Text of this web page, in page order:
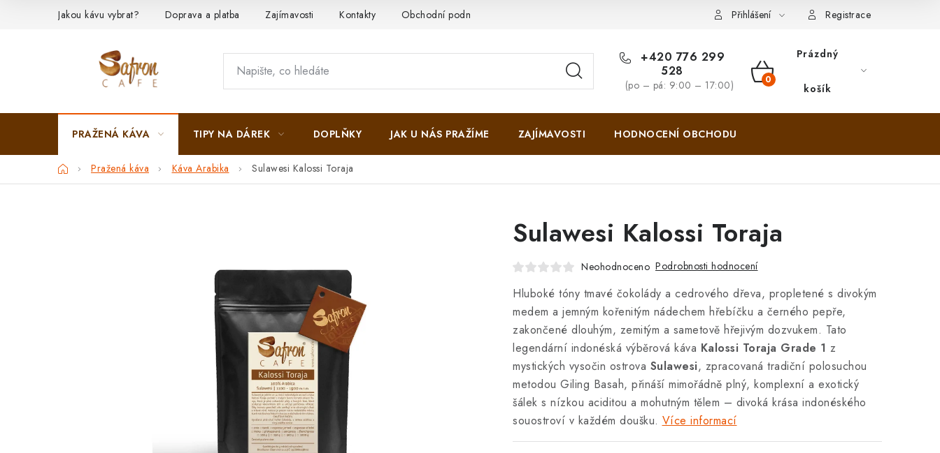
Jakou kávu vybrat? Doprava a platba Zajímavosti Kontakty Obchodní podmínky Zásady pro vracení zboží a reklamace Hodnocení obchodu
Přihlášení Registrace
+420 776 299
528
(po – pá: 9:00 – 17:00)
NÁKUPNÍ
Prázdný
košík
PRAŽENÁ KÁVA TIPY NA DÁREK DOPLŇKY JAK U NÁS PRAŽÍME ZAJÍMAVOSTI HODNOCENÍ OBCHODU
DomůPražená káva Káva Arabika Sulawesi Kalossi Toraja
Sulawesi Kalossi Toraja
Neohodnoceno Podrobnosti hodnocení
Hluboké tóny tmavé čokolády a cedrového dřeva, propletené s divokým
medem a jemným kořenitým nádechem hřebíčku a černého pepře,
zakončené dlouhým, zemitým a sametově hřejivým dozvukem. Tato
legendární indonéská výběrová káva Kalossi Toraja Grade 1 z
mystických vysočin ostrova Sulawesi, zpracovaná tradiční polosuchou
metodou Giling Basah, přináší mimořádně plný, komplexní a exotický
šálek s nízkou aciditou a mohutným tělem – divoká krása indonéského
souostroví v každém doušku. Více informací